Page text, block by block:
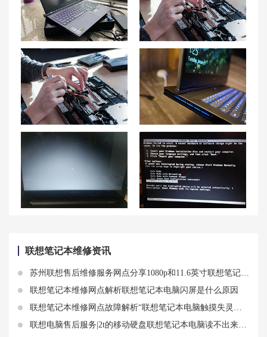
联想拯救者Y9000K笔记本充不上电怎么办？解决方案揭秘！ 昆明联想笔记本售后维修点地址查询-昆明联想Lenovo售后电话
重庆联想笔记本售后维修点地址查询-重庆联想Lenovo售后网点 解决联想拯救者Y9000K笔记本过热问题的高效方法
联想笔记本维修资讯
苏州联想售后维修服务网点分享1080p和11.6英寸联想笔记本电脑屏幕相关知识
联想笔记本维修网点解析联想笔记本电脑闪屏是什么原因
联想笔记本维修网点故障解析“联想笔记本电脑触摸失灵怎么开机”
联想电脑售后服务|2t的移动硬盘联想笔记本电脑读不出来怎么办？